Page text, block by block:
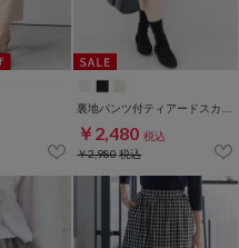
裏地パンツ付ティアードスカート
￥2,480 税込
￥2,980税込